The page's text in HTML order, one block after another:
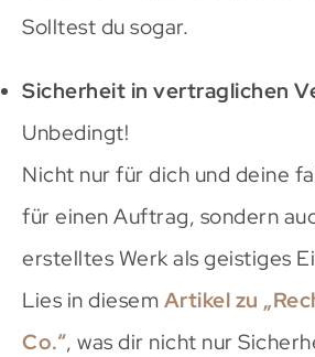
Solltest du sogar.
Sicherheit in vertraglichen
Unbedingt!
Nicht nur für dich und deine
für einen Auftrag, sondern
erstelltes Werk als geistiges
Lies in diesem Artikel zu
Co.“, was dir nicht nur